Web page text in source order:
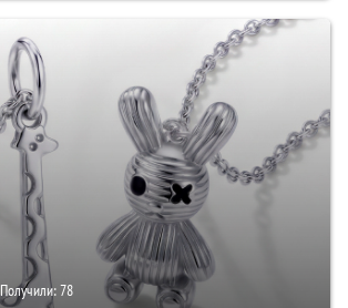
Получили:78